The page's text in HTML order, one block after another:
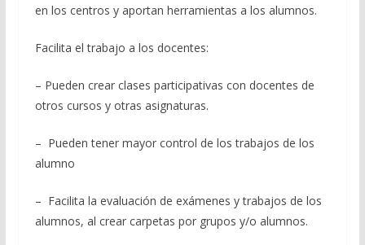
en los centros y aportan herramientas a los alumnos.
Facilita el trabajo a los docentes:
– Pueden crear clases participativas con docentes de
otros cursos y otras asignaturas.
– Pueden tener mayor control de los trabajos de los
alumno
– Facilita la evaluación de exámenes y trabajos de los
alumnos, al crear carpetas por grupos y/o alumnos.